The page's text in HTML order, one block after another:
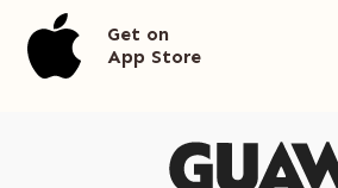
Get on
App Store